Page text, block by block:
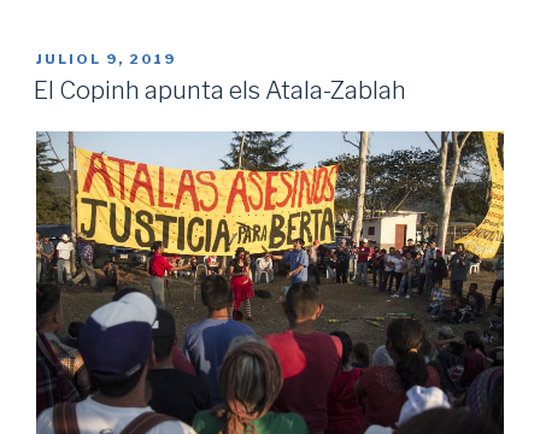
PUBLICAT
A
JULIOL 9, 2019
El Copinh apunta els Atala-Zablah